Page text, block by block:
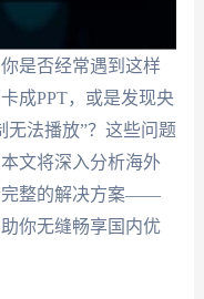
是否经常遇到这样
成PPT，或是发现央
无法播放”？这些问题
文将深入分析海外
完整的解决方案——
你无缝畅享国内优